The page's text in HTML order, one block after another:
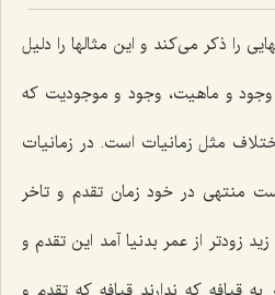
را ذكر مى‌كند و این مثالها را دلیل
وجود و ماهیت، وجود و موجودیت كه
مثل زمانیات است. در زمانیات
منتهى در خود زمان تقدم و تاخر
زودتر از عمر بدنیا آمد این تقدم و